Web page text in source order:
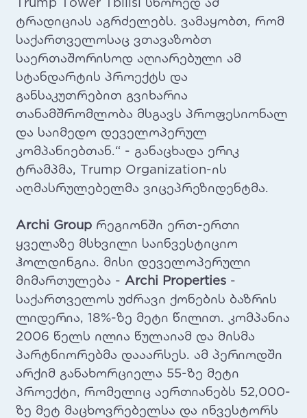
ტრადიციას აგრძელებს. ვამაყობთ, რომ
საქართველოსაც ვთავაზობთ
საერთაშორისოდ აღიარებული ამ
სტანდარტის პროექტს და
განსაკუთრებით გვიხარია
თანამშრომლობა მსგავს პროფესიონალ
და საიმედო დეველოპერულ
კომპანიებთან.“ - განაცხადა ერიკ
ტრამპმა, Trump Organization-ის
აღმასრულებელმა ვიცეპრეზიდენტმა.
Archi Group რეგიონში ერთ-ერთი
ყველაზე მსხვილი საინვესტიციო
ჰოლდინგია. მისი დეველოპერული
მიმართულება - Archi Properties -
საქართველოს უძრავი ქონების ბაზრის
ლიდერია, 18%-ზე მეტი წილით. კომპანია
2006 წელს ილია წულაიამ და მისმა
პარტნიორებმა დააარსეს. ამ პერიოდში
არქიმ განახორციელა 55-ზე მეტი
პროექტი, რომელიც აერთიანებს 52,000-
ზე მეტ მაცხოვრებელსა და ინვესტორს